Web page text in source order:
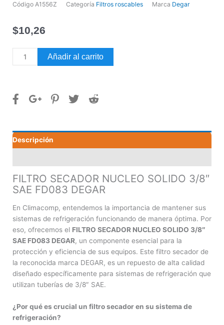
Código A1556Z Categoría Filtros roscables Marca Degar
$10,26
FILTRO
SECADOR
3/8"
DEGAR
cantidad
Añadir al carrito
Descripción
FILTRO SECADOR NUCLEO SOLIDO 3/8″
SAE FD083 DEGAR
En Climacomp, entendemos la importancia de mantener sus
sistemas de refrigeración funcionando de manera óptima. Por
eso, ofrecemos el FILTRO SECADOR NUCLEO SOLIDO 3/8″
SAE FD083 DEGAR, un componente esencial para la
protección y eficiencia de sus equipos. Este filtro secador de
la reconocida marca DEGAR, es un repuesto de alta calidad
diseñado específicamente para sistemas de refrigeración que
utilizan tuberías de 3/8″ SAE.
¿Por qué es crucial un filtro secador en su sistema de
refrigeración?